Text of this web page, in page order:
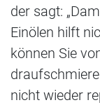
der sagt:
Einölen hilft
können Sie
nicht wieder